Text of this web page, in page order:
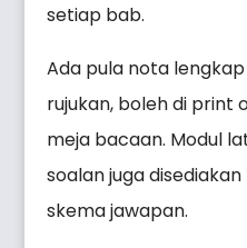
setiap bab.
Ada pula nota
rujukan, boleh di print
meja bacaan. Modul
soalan juga
skema jawapan.